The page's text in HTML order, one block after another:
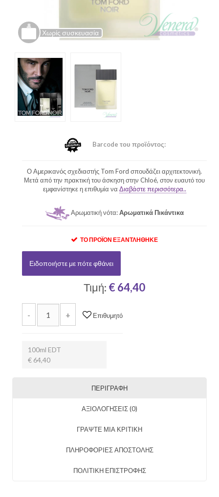
Χωρίς συσκευασία
Barcode του προϊόντος:
Ο Αμερικανός σχεδιαστής Tom Ford σπουδάζει αρχιτεκτονική.
Μετά από την πρακτική του άσκηση στην Chloé, στον ευαυτό του
εμφανίστηκε η επιθυμία να Διαβάστε περισσότερα..
Αρωματική νότα:Αρωματικά Πικάντικα
ΤΟ ΠΡΟΪΌΝ ΕΞΑΝΤΛΉΘΗΚΕ
Ειδοποιήστε με πότε φθάνει
Τιμή: € 64,40
- + Επιθυμητό
100ml EDT
€ 64,40
ΠΕΡΙΓΡΑΦΉ
ΑΞΙΟΛΟΓΉΣΕΙΣ (0)
ΓΡΑΨΤΕ ΜΙΑ ΚΡΙΤΙΚΗ
ΠΛΗΡΟΦΟΡΙΕΣ ΑΠΟΣΤΟΛΗΣ
ΠΟΛΙΤΙΚΗ ΕΠΙΣΤΡΟΦΗΣ